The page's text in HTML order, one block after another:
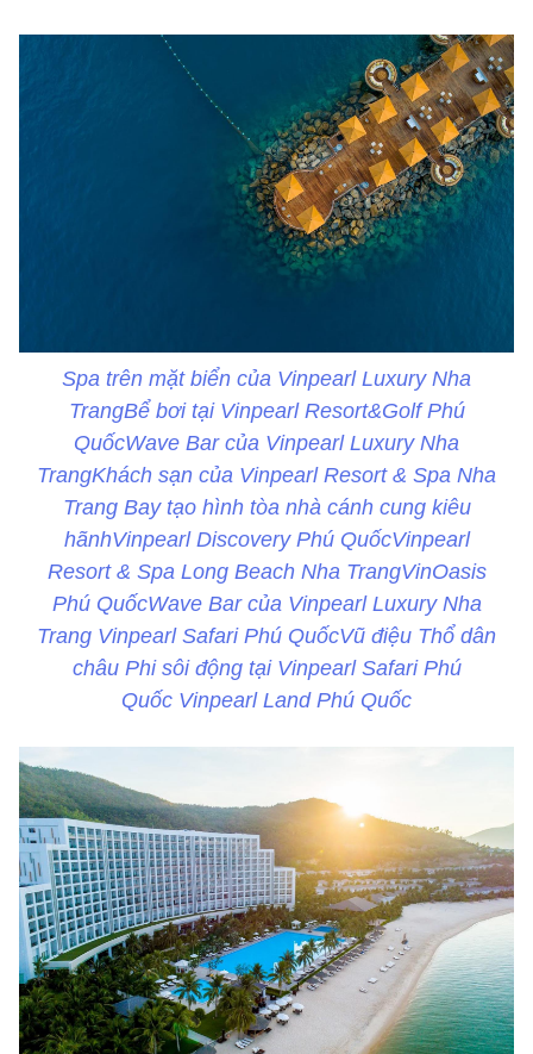
Spa trên mặt biển của Vinpearl Luxury Nha
TrangBể bơi tại Vinpearl Resort&Golf Phú
QuốcWave Bar của Vinpearl Luxury Nha
TrangKhách sạn của Vinpearl Resort & Spa Nha
Trang Bay tạo hình tòa nhà cánh cung kiêu
hãnhVinpearl Discovery Phú QuốcVinpearl
Resort & Spa Long Beach Nha TrangVinOasis
Phú QuốcWave Bar của Vinpearl Luxury Nha
Trang Vinpearl Safari Phú QuốcVũ điệu Thổ dân
châu Phi sôi động tại Vinpearl Safari Phú
Quốc Vinpearl Land Phú Quốc